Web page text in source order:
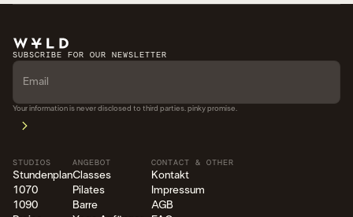
SUBSCRIBE FOR OUR NEWSLETTER
Your information is never disclosed to third parties. pinky promise.
STUDIOS
Stundenplan
1070
1090
ANGEBOT
Classes
Pilates
Barre
CONTACT & OTHER
Kontakt
Impressum
AGB